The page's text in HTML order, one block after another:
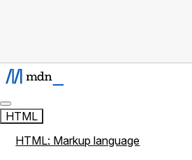
HTML
HTML: Markup language